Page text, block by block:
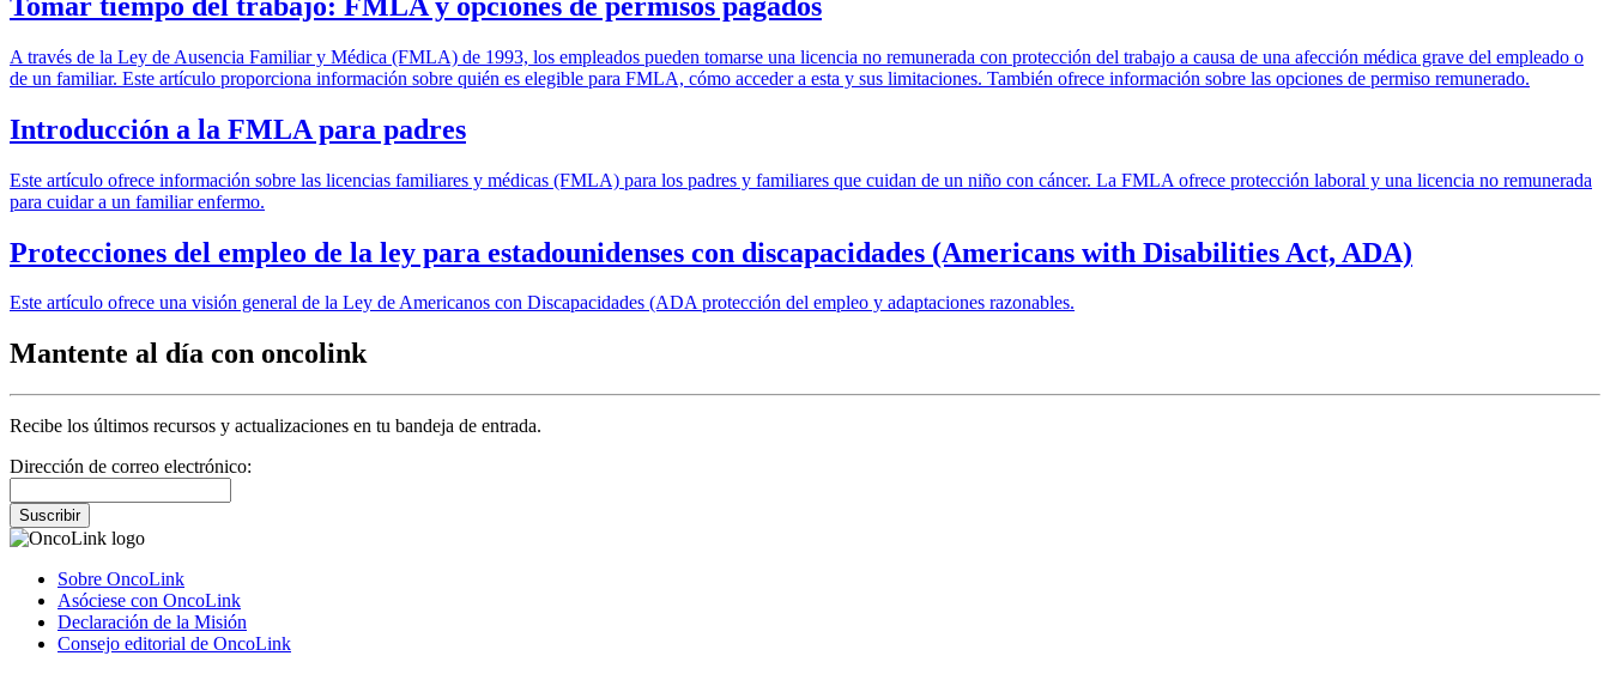
A través de la Ley de Ausencia Familiar y Médica (FMLA) de 1993, los empleados pueden tomarse una licencia no remunerada con protección del trabajo a causa de una afección médica grave del empleado o
de un familiar. Este artículo proporciona información sobre quién es elegible para FMLA, cómo acceder a esta y sus limitaciones. También ofrece información sobre las opciones de permiso remunerado.
Introducción a la FMLA para padres
Este artículo ofrece información sobre las licencias familiares y médicas (FMLA) para los padres y familiares que cuidan de un niño con cáncer. La FMLA ofrece protección laboral y una licencia no remunerada
para cuidar a un familiar enfermo.
Protecciones del empleo de la ley para estadounidenses con discapacidades (Americans with Disabilities Act, ADA)
Este artículo ofrece una visión general de la Ley de Americanos con Discapacidades (ADA protección del empleo y adaptaciones razonables.
Mantente al día con oncolink
Recibe los últimos recursos y actualizaciones en tu bandeja de entrada.
Dirección de correo electrónico:
Suscribir
Sobre OncoLink
Asóciese con OncoLink
Declaración de la Misión
Consejo editorial de OncoLink